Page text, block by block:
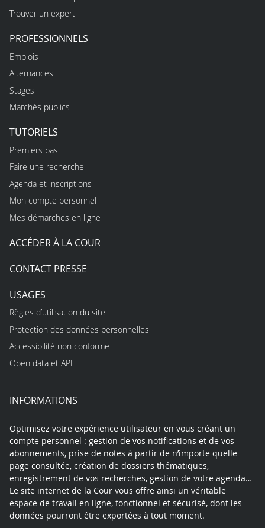
Trouver un expert
PROFESSIONNELS
Emplois
Alternances
Stages
Marchés publics
TUTORIELS
Premiers pas
Faire une recherche
Agenda et inscriptions
Mon compte personnel
Mes démarches en ligne
ACCÉDER À LA COUR
CONTACT PRESSE
USAGES
Règles d’utilisation du site
Protection des données personnelles
Accessibilité non conforme
Open data et API
INFORMATIONS
Optimisez votre expérience utilisateur en vous créant un
compte personnel : gestion de vos notifications et de vos
abonnements, prise de notes à partir de n’importe quelle
page consultée, création de dossiers thématiques,
enregistrement de vos recherches, gestion de votre agenda…
Le site internet de la Cour vous offre ainsi un véritable
espace de travail en ligne, fonctionnel et sécurisé, dont les
données pourront être exportées à tout moment.